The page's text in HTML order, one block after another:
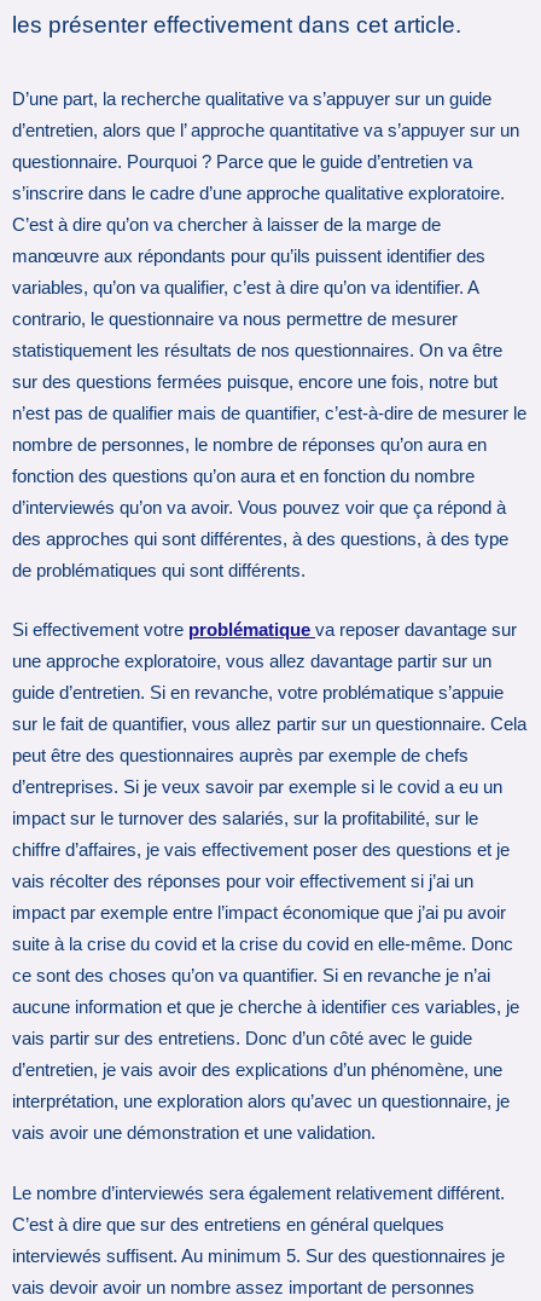
les présenter effectivement dans cet article.
D’une part, la recherche qualitative va s’appuyer sur un guide
d’entretien, alors que l’ approche quantitative va s’appuyer sur un
questionnaire. Pourquoi ? Parce que le guide d’entretien va
s’inscrire dans le cadre d’une approche qualitative exploratoire.
C’est à dire qu’on va chercher à laisser de la marge de
manœuvre aux répondants pour qu’ils puissent identifier des
variables, qu’on va qualifier, c’est à dire qu’on va identifier. A
contrario, le questionnaire va nous permettre de mesurer
statistiquement les résultats de nos questionnaires. On va être
sur des questions fermées puisque, encore une fois, notre but
n’est pas de qualifier mais de quantifier, c’est-à-dire de mesurer le
nombre de personnes, le nombre de réponses qu’on aura en
fonction des questions qu’on aura et en fonction du nombre
d’interviewés qu’on va avoir. Vous pouvez voir que ça répond à
des approches qui sont différentes, à des questions, à des type
de problématiques qui sont différents.
Si effectivement votre problématique va reposer davantage sur
une approche exploratoire, vous allez davantage partir sur un
guide d’entretien. Si en revanche, votre problématique s’appuie
sur le fait de quantifier, vous allez partir sur un questionnaire. Cela
peut être des questionnaires auprès par exemple de chefs
d’entreprises. Si je veux savoir par exemple si le covid a eu un
impact sur le turnover des salariés, sur la profitabilité, sur le
chiffre d’affaires, je vais effectivement poser des questions et je
vais récolter des réponses pour voir effectivement si j’ai un
impact par exemple entre l’impact économique que j’ai pu avoir
suite à la crise du covid et la crise du covid en elle-même. Donc
ce sont des choses qu’on va quantifier. Si en revanche je n’ai
aucune information et que je cherche à identifier ces variables, je
vais partir sur des entretiens. Donc d’un côté avec le guide
d’entretien, je vais avoir des explications d’un phénomène, une
interprétation, une exploration alors qu’avec un questionnaire, je
vais avoir une démonstration et une validation.
Le nombre d’interviewés sera également relativement différent.
C’est à dire que sur des entretiens en général quelques
interviewés suffisent. Au minimum 5. Sur des questionnaires je
vais devoir avoir un nombre assez important de personnes